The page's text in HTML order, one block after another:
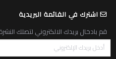
اشترك في القائمة البريدية
قم بادخال بريدك الالكتروني لتصلك النشرة